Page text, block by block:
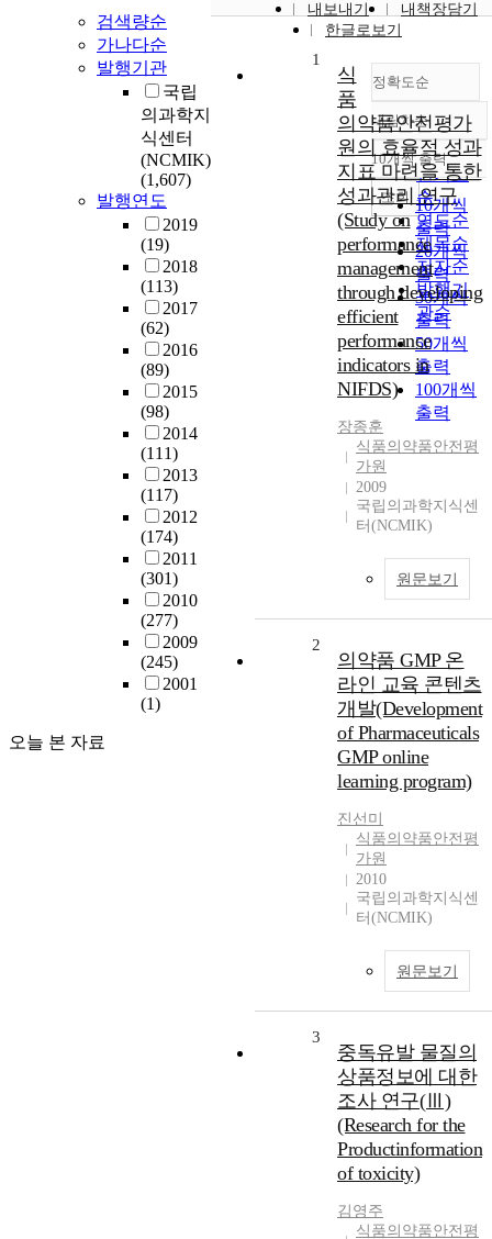
검색량순
가나다순
발행기관
국립
의과학지
식센터
(NCMIK)
(1,607)
발행연도
2019
(19)
2018
(113)
2017
(62)
2016
(89)
2015
(98)
2014
(111)
2013
(117)
2012
(174)
2011
(301)
2010
(277)
2009
(245)
2001
(1)
오늘 본 자료
내보내기
내책장담기
한글로보기
정확도순
정확도
순
인기도
순
연도순
제목순
저자순
발행기
관순
내림차순
내림차순
10개씩 출력
10개씩
출력
20개씩
출력
30개씩
출력
50개씩
출력
100개씩
출력
조회
1
식
품
의약품안전평가
원의 효율적 성과
지표 마련을 통한
성과관리 연구
(Study on
performance
management
through developing
efficient
performance
indicators in
NIFDS)
장종훈
식품의약품안전평
가원
2009
국립의과학지식센
터(NCMIK)
원문보기
2
의약품 GMP 온
라인 교육 콘텐츠
개발(Development
of Pharmaceuticals
GMP online
learning program)
진선미
식품의약품안전평
가원
2010
국립의과학지식센
터(NCMIK)
원문보기
3
중독유발 물질의
상품정보에 대한
조사 연구(Ⅲ)
(Research for the
Productinformation
of toxicity)
김영주
식품의약품안전평